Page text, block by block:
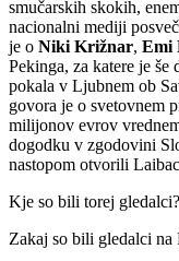
smučarskih skokih,
nacionalni mediji
je o Niki Križnar, Emi
Pekinga, za katere je še
pokala v Ljubnem ob
govora je o svetovnem
milijonov evrov
dogodku v zgodovini
nastopom otvorili
Kje so bili torej gledalci?
Zakaj so bili gledalci